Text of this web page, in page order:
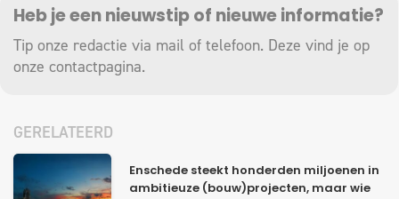
Heb je een nieuwstip of nieuwe informatie?
Tip onze redactie via mail of telefoon. Deze vind je op
onze contactpagina.
GERELATEERD
Enschede steekt honderden miljoenen in
ambitieuze (bouw)projecten, maar wie